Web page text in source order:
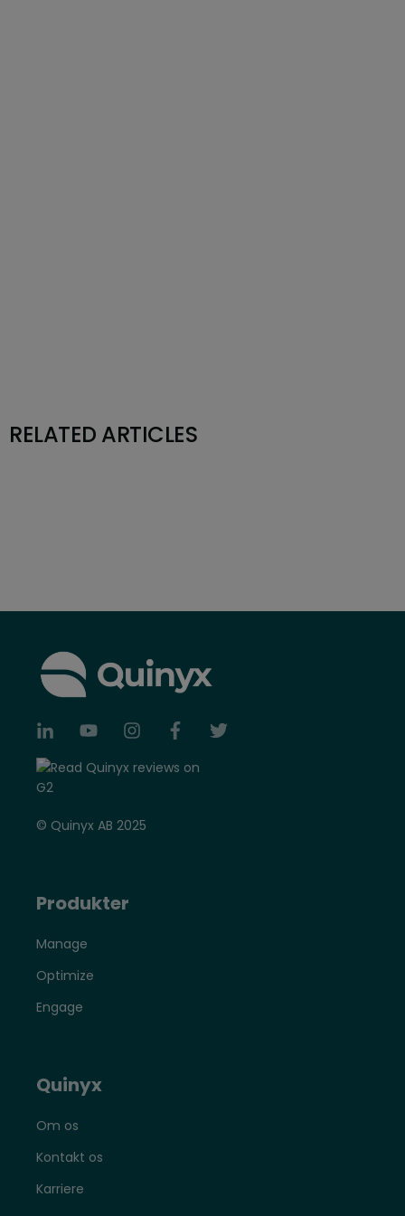
RELATED ARTICLES
© Quinyx AB 2025
Produkter
Manage
Optimize
Engage
Quinyx
Om os
Kontakt os
Karriere